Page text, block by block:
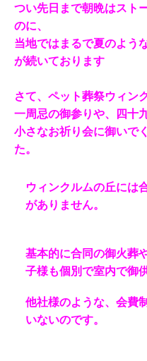
つい先日まで朝晩はスト
のに、
当地ではまるで夏のよう
が続いております
さて、ペット葬祭ウィン
一周忌の御参りや、四十
小さなお祈り会に御いで
た。
ウィンクルムの丘には
がありません。
基本的に合同の御火葬
子様も個別で室内で御
他社様のような、会費
いないのです。